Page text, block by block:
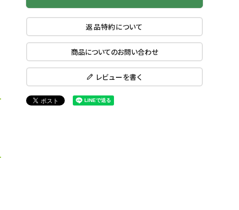
返品特約について
商品についてのお問い合わせ
レビューを書く